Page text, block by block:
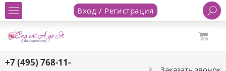
Вход / Регистрация
+7 (495) 768-11-